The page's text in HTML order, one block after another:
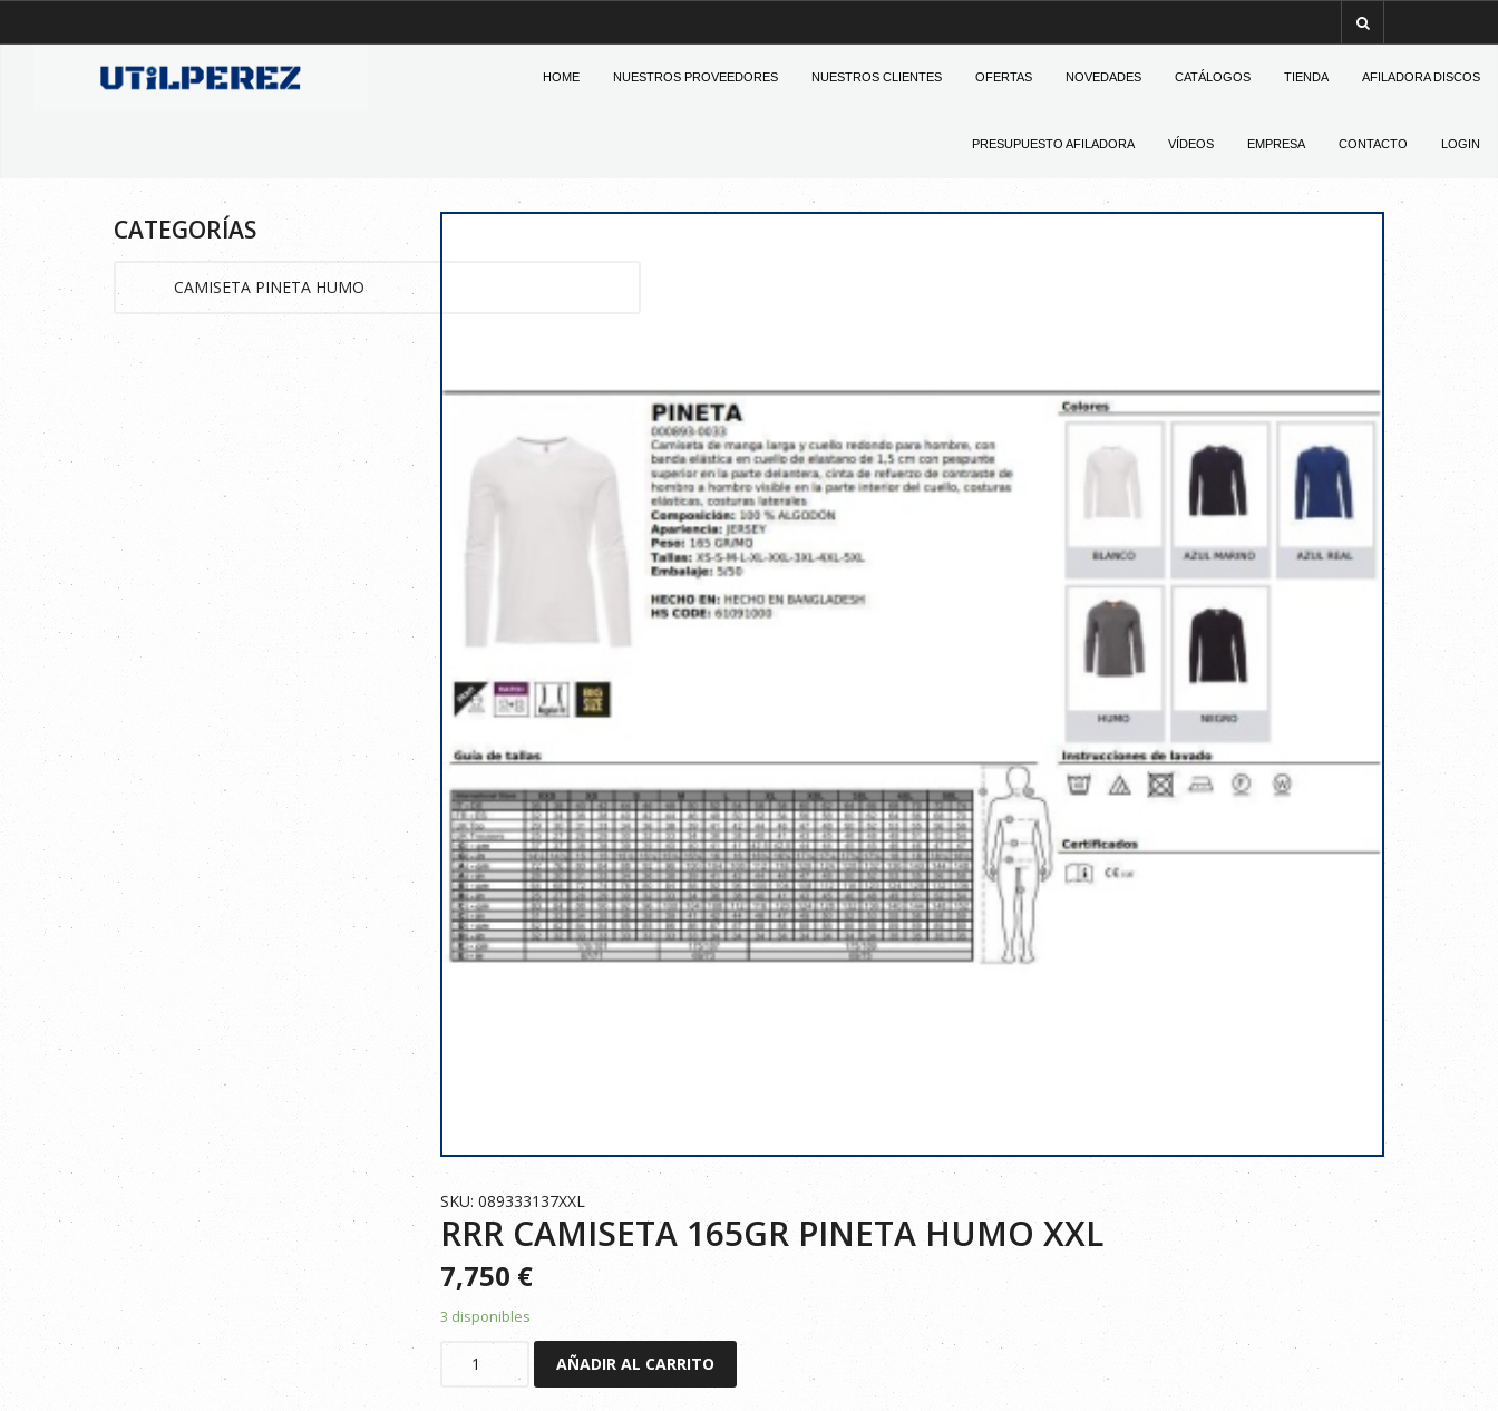
HOME NUESTROS PROVEEDORES NUESTROS CLIENTES OFERTAS NOVEDADES CATÁLOGOS TIENDA AFILADORA DISCOS
PRESUPUESTO AFILADORA VÍDEOS EMPRESA CONTACTO LOGIN
SKU: 089333137XXL
RRR CAMISETA 165GR PINETA HUMO XXL
7,750 €
3 disponibles
CAMISETA
AÑADIR AL CARRITO
CATEGORÍAS